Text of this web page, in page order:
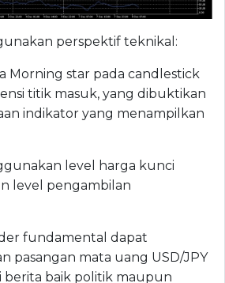
perspektif teknikal:
Morning star pada candlestick
titik masuk, yang dibuktikan
indikator yang menampilkan
level harga kunci
level pengambilan
fundamental dapat
pasangan mata uang USD/JPY
baik politik maupun